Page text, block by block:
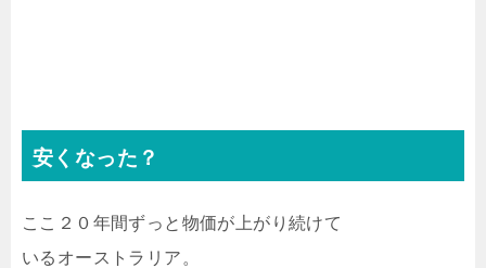
安くなった？
ここ２０年間ずっと物価が上がり続けて
いるオーストラリア。